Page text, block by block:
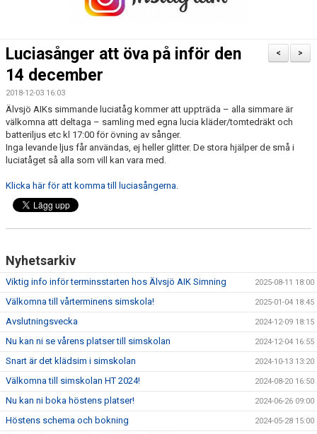
HAJEN
DELFINEN
NÄR DU ÄR KLAR MED SIMSKOLAN
VANLIGA FRÅGOR
KALENDER
>
<
Luciasånger att öva på inför den
14 december
2018-12-03 16:03
Älvsjö AIKs simmande luciatåg kommer att uppträda – alla simmare är
välkomna att deltaga – samling med egna lucia kläder/tomtedräkt och
batteriljus etc kl 17:00 för övning av sånger.
Inga levande ljus får användas, ej heller glitter. De stora hjälper de små i
luciatåget så alla som vill kan vara med.
Klicka här för att komma till luciasångerna.
Nyhetsarkiv
Viktig info inför terminsstarten hos Älvsjö AIK Simning 2025-08-11 18:00
Välkomna till vårterminens simskola! 2025-01-04 18:45
Avslutningsvecka 2024-12-09 18:15
Nu kan ni se vårens platser till simskolan 2024-12-04 16:55
Snart är det klädsim i simskolan 2024-10-13 13:20
Välkomna till simskolan HT 2024! 2024-08-20 16:50
Nu kan ni boka höstens platser! 2024-06-26 09:00
Höstens schema och bokning 2024-05-28 15:00